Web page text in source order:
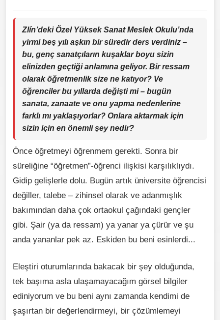
Zlín’deki Özel Yüksek Sanat Meslek Okulu’nda
yirmi beş yılı aşkın bir süredir ders verdiniz –
bu, genç sanatçıların kuşaklar boyu sizin
elinizden geçtiği anlamına geliyor. Bir ressam
olarak öğretmenlik size ne katıyor? Ve
öğrenciler bu yıllarda değişti mi – bugün
sanata, zanaate ve onu yapma nedenlerine
farklı mı yaklaşıyorlar? Onlara aktarmak için
sizin için en önemli şey nedir?
Önce öğretmeyi öğrenmem gerekti. Sonra bir
süreliğine “öğretmen”-öğrenci ilişkisi karşılıklıydı.
Gidip gelişlerle dolu. Bugün artık üniversite öğrencisi
değiller, talebe – zihinsel olarak ve adanmışlık
bakımından daha çok ortaokul çağındaki gençler
gibi. Şair (ya da ressam) ya yanar ya çürür ve şu
anda yananlar pek az. Eskiden bu beni esinlerdi...
Eleştiri oturumlarında bakacak bir şey olduğunda,
tek başıma asla ulaşamayacağım görsel bilgiler
ediniyorum ve bu beni aynı zamanda kendimi de
şaşırtan bir değerlendirmeyi, bir çözümlemeyi